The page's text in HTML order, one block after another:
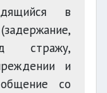
в
стражу,
и
со